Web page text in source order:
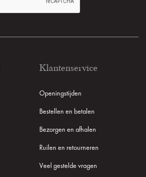
Klantenservice
Openingstijden
Bestellen en betalen
Bezorgen en afhalen
Ruilen en retourneren
Veel gestelde vragen